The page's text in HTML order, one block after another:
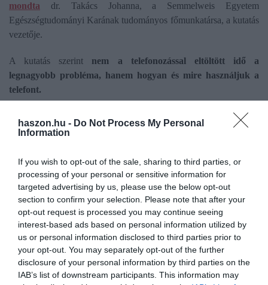
haszon.hu - Do Not Process My Personal
Information
If you wish to opt-out of the sale, sharing to third parties, or
processing of your personal or sensitive information for
targeted advertising by us, please use the below opt-out
section to confirm your selection. Please note that after your
opt-out request is processed you may continue seeing
interest-based ads based on personal information utilized by
us or personal information disclosed to third parties prior to
your opt-out. You may separately opt-out of the further
disclosure of your personal information by third parties on the
IAB’s list of downstream participants. This information may
mondta dr. Takács Johanna, a Semmelweis Egyetem
Egészségtudományi Karának tudományos főmunkatársa, a kutatás
vezetője.
A kutatás szerint nem a telefonozással eltöltött idő a
legnagyobb probléma, hanem hogyan és mire használjuk a
telefont.
– rövid
videókat, hírfolyamot, „reels”-eket pörget – akkor az agy
rontja a koncentrációt, és hosszabb távon mentális megterhelést
okozhat.
Olvasd el ezt is!
Apple és Google Pay-jel is fizethetünk mostantól a
MÁV Plusz appban